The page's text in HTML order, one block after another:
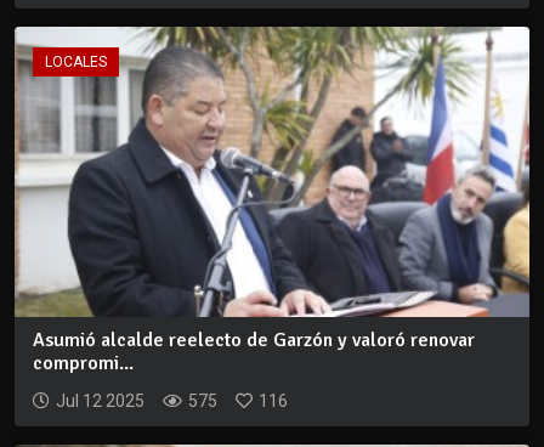
LOCALES
Asumió alcalde reelecto de Garzón y valoró renovar
compromi...
Jul 12 2025 575 116